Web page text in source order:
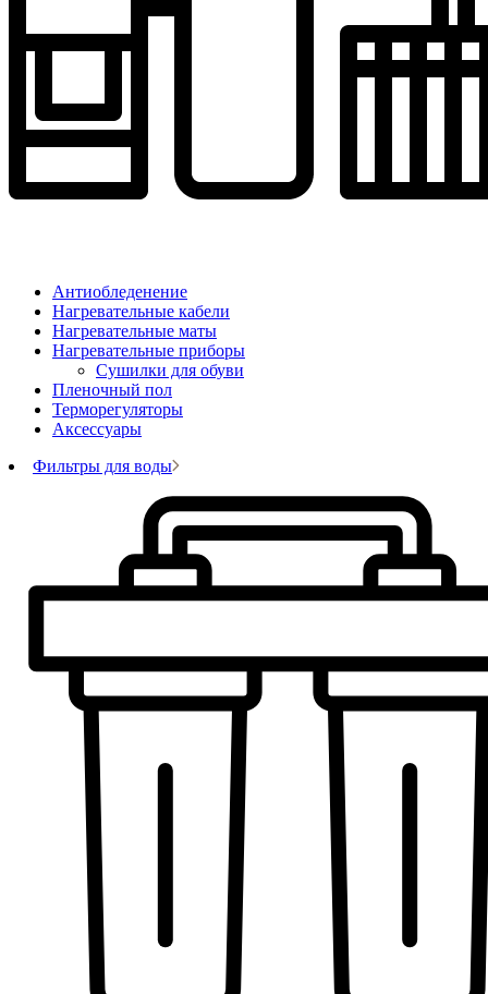
Антиобледенение
Нагревательные кабели
Нагревательные маты
Нагревательные приборы
Сушилки для обуви
Пленочный пол
Терморегуляторы
Аксессуары
Фильтры для воды